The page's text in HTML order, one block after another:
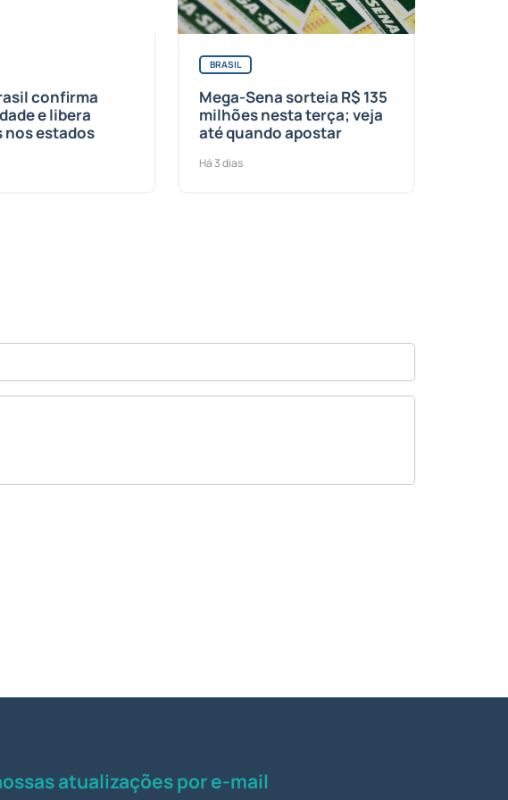
confirma
e libera
nos estados
BRASIL
Mega-Sena sorteia R$ 135
milhões nesta terça; veja
até quando apostar
Há 3 dias
atualizações por e-mail